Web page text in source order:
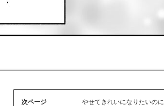
やせてきれいになりたいの